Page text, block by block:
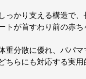
っかり支える構造で
トが首すわり前の赤
重分散に優れ、パパマ
ちらにも対応する実